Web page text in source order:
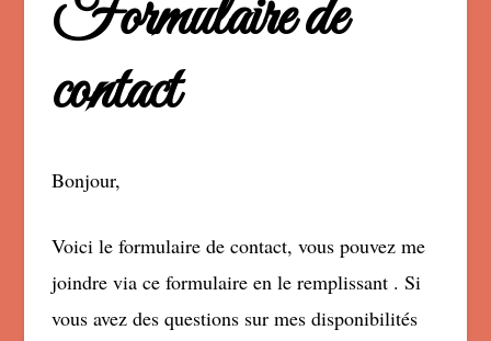
Formulaire de
contact
Bonjour,
Voici le formulaire de contact, vous pouvez me
joindre via ce formulaire en le remplissant . Si
vous avez des questions sur mes disponibilités